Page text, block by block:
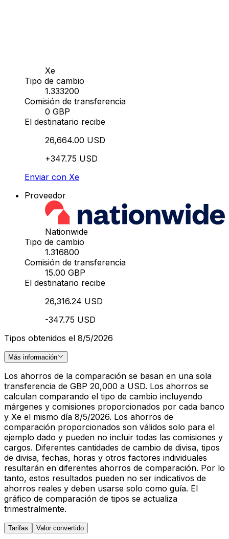
Xe
Tipo de cambio
1.333200
Comisión de transferencia
0 GBP
El destinatario recibe
26,664.00 USD
+347.75 USD
Enviar con Xe
Proveedor
Nationwide
Tipo de cambio
1.316800
Comisión de transferencia
15.00 GBP
El destinatario recibe
26,316.24 USD
-347.75 USD
Tipos obtenidos el 8/5/2026
Más información
Los ahorros de la comparación se basan en una sola
transferencia de GBP 20,000 a USD. Los ahorros se
calculan comparando el tipo de cambio incluyendo
márgenes y comisiones proporcionados por cada banco
y Xe el mismo día 8/5/2026. Los ahorros de
comparación proporcionados son válidos solo para el
ejemplo dado y pueden no incluir todas las comisiones y
cargos. Diferentes cantidades de cambio de divisa, tipos
de divisa, fechas, horas y otros factores individuales
resultarán en diferentes ahorros de comparación. Por lo
tanto, estos resultados pueden no ser indicativos de
ahorros reales y deben usarse solo como guía. El
gráfico de comparación de tipos se actualiza
trimestralmente.
Tarifas Valor convertido